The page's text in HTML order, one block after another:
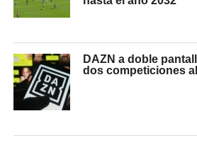
DAZN a doble
dos competiciones